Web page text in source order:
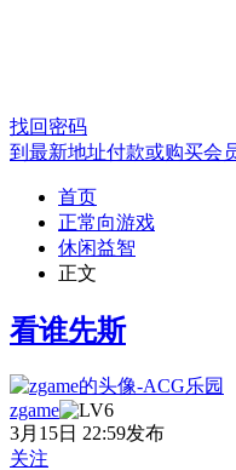
找回密码
到最新地址付款或购买会
首页
正常向游戏
休闲益智
正文
看谁先斯
zgame
3月15日 22:59发布
关注